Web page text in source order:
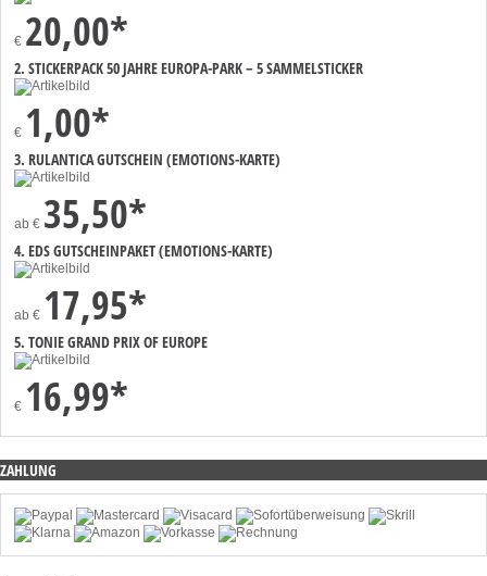
€ 20,00*
2. STICKERPACK 50 JAHRE EUROPA-PARK – 5 SAMMELSTICKER
€ 1,00*
3. RULANTICA GUTSCHEIN (EMOTIONS-KARTE)
ab € 35,50*
4. EDS GUTSCHEINPAKET (EMOTIONS-KARTE)
ab € 17,95*
5. TONIE GRAND PRIX OF EUROPE
€ 16,99*
ZAHLUNG